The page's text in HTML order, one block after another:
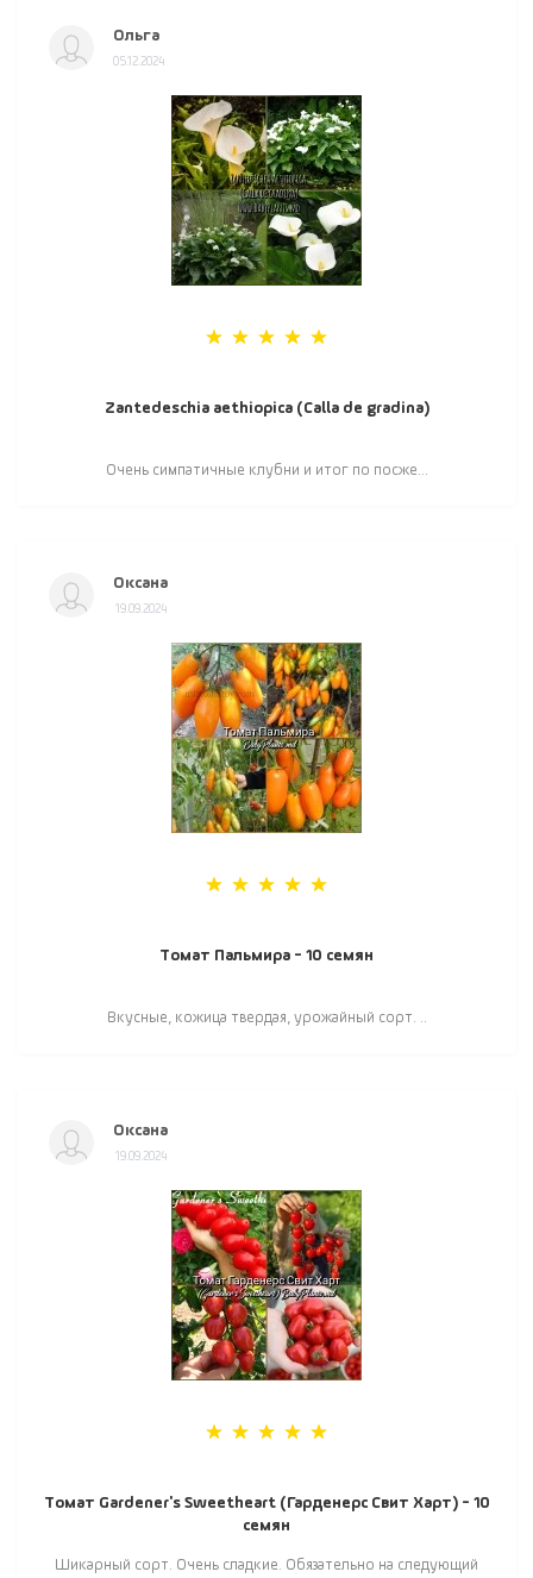
Ольга
05.12.2024
Zantedeschia aethiopica (Calla de gradina)
Очень симпатичные клубни и итог по посже...
Оксана
19.09.2024
Томат Пальмира - 10 семян
Вкусные, кожица твердая, урожайный сорт. ..
Оксана
19.09.2024
Томат Gardener's Sweetheart (Гарденерс Свит Харт) - 10
семян
Шикарный сорт. Очень сладкие. Обязательно на следующий